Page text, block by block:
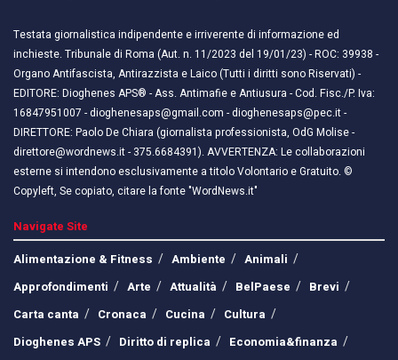
Testata giornalistica indipendente e irriverente di informazione ed
inchieste. Tribunale di Roma (Aut. n. 11/2023 del 19/01/23) - ROC: 39938 -
Organo Antifascista, Antirazzista e Laico (Tutti i diritti sono Riservati) -
EDITORE: Dioghenes APS® - Ass. Antimafie e Antiusura - Cod. Fisc./P. Iva:
16847951007 - dioghenesaps@gmail.com - dioghenesaps@pec.it - ​​
DIRETTORE: Paolo De Chiara (giornalista professionista, OdG Molise -
direttore@wordnews.it - ​​375.6684391). AVVERTENZA: Le collaborazioni
esterne si intendono esclusivamente a titolo Volontario e Gratuito. ©
Copyleft, Se copiato, citare la fonte "WordNews.it"
Navigate Site
Alimentazione & Fitness
Ambiente
Animali
Approfondimenti
Arte Attualità BelPaese
Brevi
Carta canta
Cronaca Cucina
Cultura
Dioghenes APS
Diritto di replica
Economia&finanza